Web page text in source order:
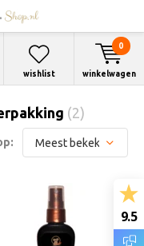
wishlist winkelwagen
0
(2)
9.5